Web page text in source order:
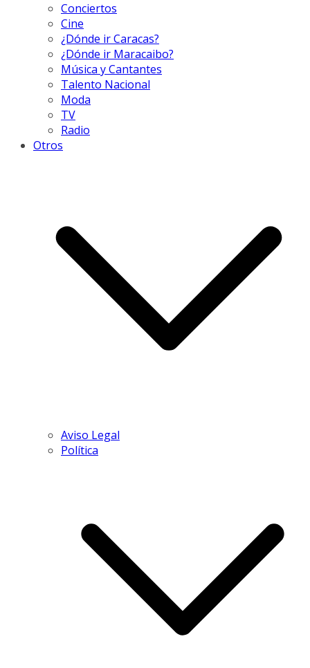
Conciertos
Cine
¿Dónde ir Caracas?
¿Dónde ir Maracaibo?
Música y Cantantes
Talento Nacional
Moda
TV
Radio
Otros
Aviso Legal
Política